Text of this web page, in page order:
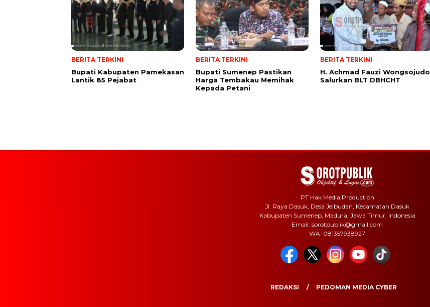
BERITA TERKINI
Bupati Kabupaten Pamekasan
Lantik 85 Pejabat
BERITA TERKINI
Bupati Sumenep Pastikan
Harga Tembakau Memihak
Kepada Petani
BERITA TERKINI
H. Achmad Fauzi Wongsojudo
Salurkan BLT DBHCHT
PT Hak Media Production
Jl. Raya Dasuk, Desa Jelbudan, Kecamatan Dasuk
Kabupaten Sumenep, Madura, Jawa Timur, Indonesia
Email: sorotpublik@gmail.com
WA: 081357938927
REDAKSI PEDOMAN MEDIA CYBER